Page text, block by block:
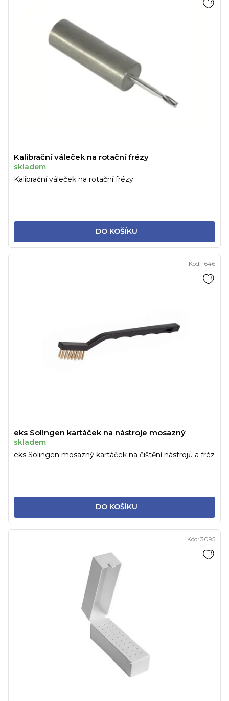
Kalibrační váleček na rotační frézy
skladem
DO KOŠÍKU
Kalibrační váleček na rotační frézy.
eks Solingen kartáček na nástroje mosazný
skladem
DO KOŠÍKU
eks Solingen mosazný kartáček na čištění nástrojů a fréz
Kód: 1646
Kód: 3095